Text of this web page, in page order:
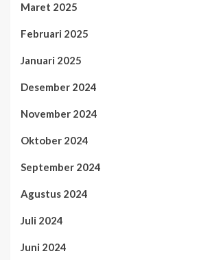
Maret 2025
Februari 2025
Januari 2025
Desember 2024
November 2024
Oktober 2024
September 2024
Agustus 2024
Juli 2024
Juni 2024